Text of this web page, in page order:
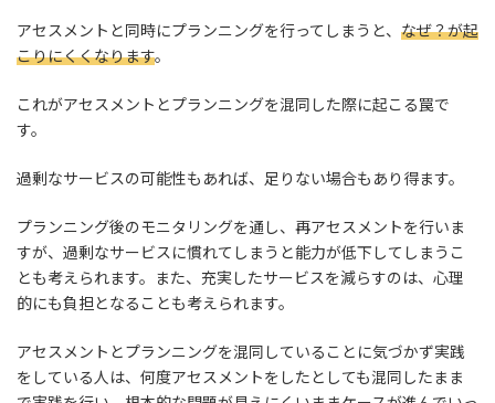
アセスメントと同時にプランニングを行ってしまうと、 なぜ？が起
こりにくくなります。
これがアセスメントとプランニングを混同した際に起こる罠で
す。
過剰なサービスの可能性もあれば、足りない場合もあり得ます。
プランニング後のモニタリングを通し、再アセスメントを行いま
すが、過剰なサービスに慣れてしまうと能力が低下してしまうこ
とも考えられます。また、充実したサービスを減らすのは、心理
的にも負担となることも考えられます。
アセスメントとプランニングを混同していることに気づかず実践
をしている人は、何度アセスメントをしたとしても混同したまま